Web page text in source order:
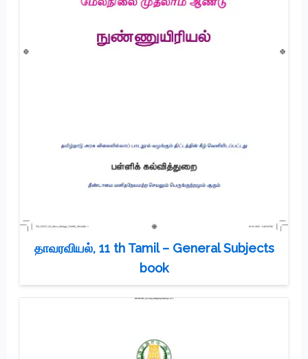
தாவரவியல், 11 th Tamil – General Subjects
book